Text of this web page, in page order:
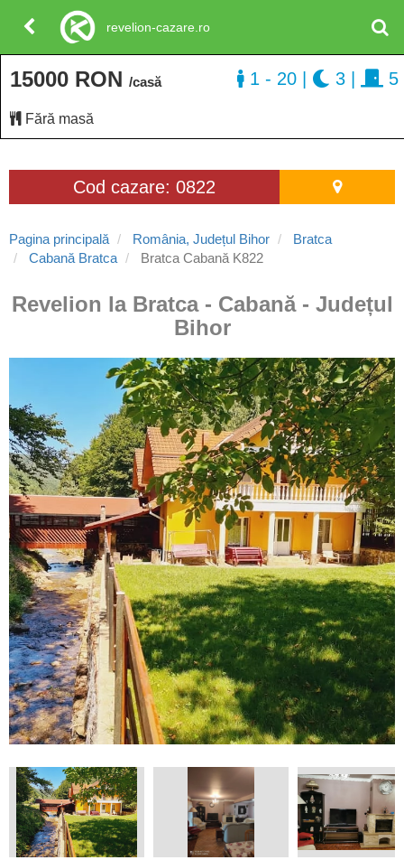
Cod cazare: 0822
Pagina principală România, Județul Bihor
Bratca
Cabană Bratca
Bratca Cabană K822
Revelion la Bratca - Cabană - Județul
Bihor
15000 RON /casă
Fără masă
1 - 20 3 5
revelion-cazare.ro